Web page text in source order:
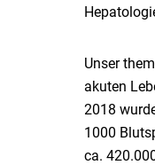
Unser
akuten
2018
1000
ca.